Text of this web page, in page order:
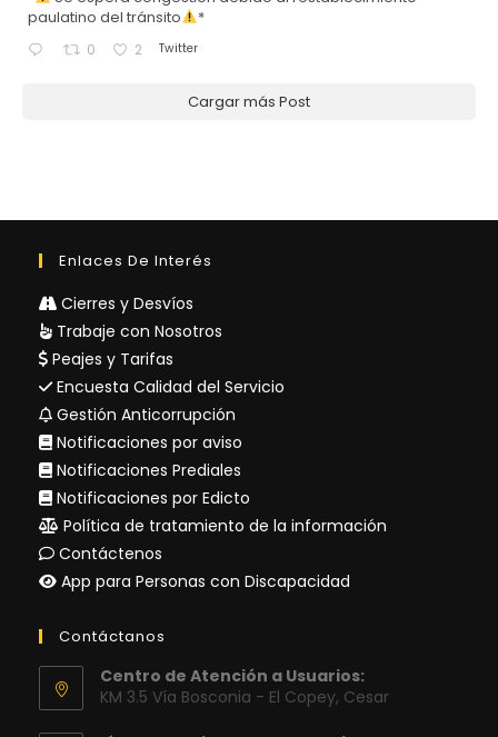
paulatino del tránsito
*
0 2 Twitter
Cargar más Post
Enlaces De Interés
Cierres y Desvíos
Trabaje con Nosotros
Peajes y Tarifas
Encuesta Calidad del Servicio
Gestión Anticorrupción
Notificaciones por aviso
Notificaciones Prediales
Notificaciones por Edicto
Política de tratamiento de la información
Contáctenos
App para Personas con Discapacidad
Contáctanos
Centro de Atención a Usuarios:
KM 3.5 Vía Bosconia - El Copey, Cesar